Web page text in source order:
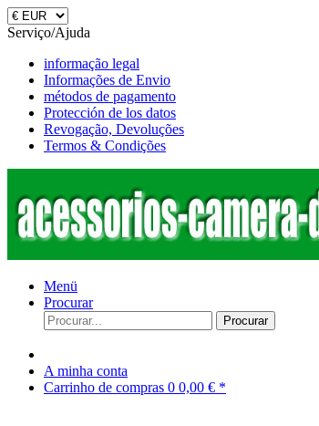
Serviço/Ajuda
informação legal
Informações de Envio
métodos de pagamento
Protección de los datos
Revogação, Devoluções
Termos & Condições
Menü
Procurar
Procurar
A minha conta
Carrinho de compras 0 0,00 € *